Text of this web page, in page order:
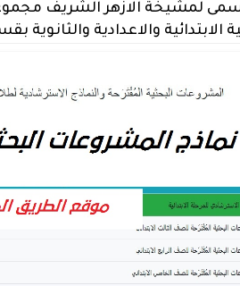
لمشيخة الازهر الشريف
والاعدادية والثانوية